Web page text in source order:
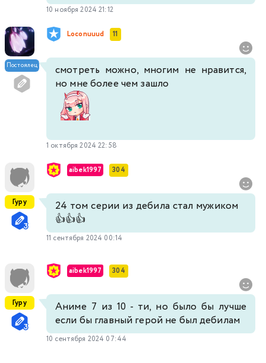
10 ноября 2024 21:12
Постоялец
Loconuuud 11
смотреть можно, многим не нравится,
но мне более чем зашло
1 октября 2024 22:58
Гуру
aibek1997 304
24 том серии из дебила стал мужиком
👍👍👍
11 сентября 2024 00:14
Гуру
aibek1997 304
Аниме 7 из 10 - ти, но было бы лучше
если бы главный герой не был дебилам
10 сентября 2024 07:44